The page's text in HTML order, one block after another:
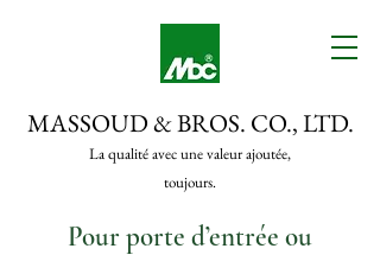
MASSOUD & BROS. CO., LTD.
La qualité avec une valeur ajoutée,
toujours.
Pour porte d’entrée ou